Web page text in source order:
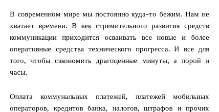
В современном мире мы постоянно куда-то бежим. Нам не
хватает времени. В век стремительного развития средств
коммуникации приходится осваивать все новые и более
оперативные средства технического прогресса. И все для
того, чтобы сэкономить драгоценные минуты, а порой и
часы.
Оплата коммунальных платежей, платежей мобильных
операторов, кредитов банка, налогов, штрафов и прочих